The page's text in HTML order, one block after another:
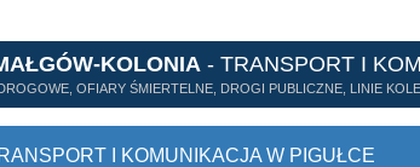
KOLONIA - TRANSPORT I
OFIARY ŚMIERTELNE, DROGI PUBLICZNE, LINIE
I KOMUNIKACJA W PIGUŁCE